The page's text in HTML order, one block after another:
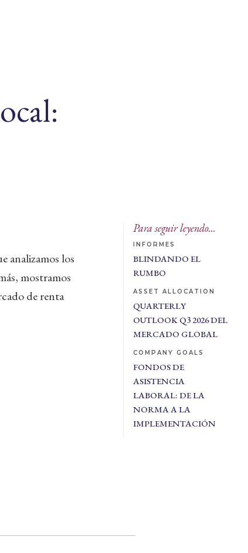
analizamos los
mostramos
de renta
Para seguir leyendo...
INFORMES
BLINDANDO EL
RUMBO
ASSET ALLOCATION
QUARTERLY
OUTLOOK Q3 2026 DEL
MERCADO GLOBAL
COMPANY GOALS
FONDOS DE
ASISTENCIA
LABORAL: DE LA
NORMA A LA
IMPLEMENTACIÓN